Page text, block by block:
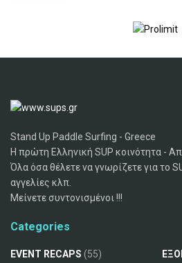
Stand Up Paddle Surfing - Greece
Η πρώτη Ελληνική SUP κοινότητα -
Όλα όσα θέλετε να γνωρίζετε για το
αγγελίες κλπ.
Μείνετε συντονισμένοι !!!
Categories
EVENT RECAPS (55)